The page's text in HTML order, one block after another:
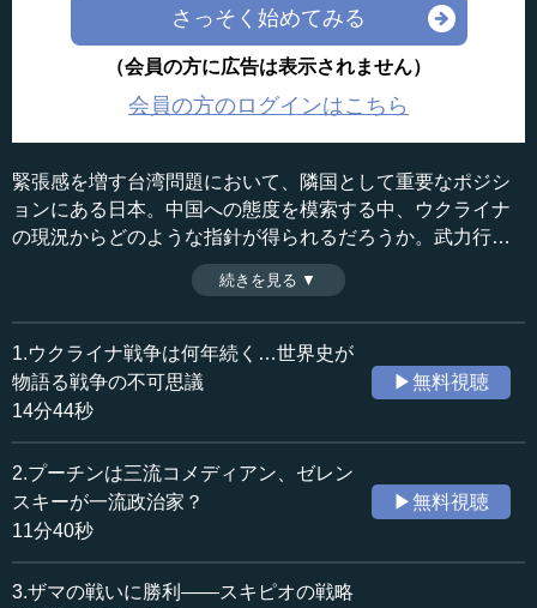
さっそく始めてみる
（会員の方に広告は表示されません）
会員の方のログインはこちら
緊張感を増す台湾問題において、隣国として重要なポジシ
ョンにある日本。中国への態度を模索する中、ウクライナ
の現況からどのような指針が得られるだろうか。武力行使
による中国の損失の提示や、譲歩的な姿勢が「弱さ」とし
てつけ込まれる危険性など、その教訓は多岐にわたる。
（全5話中第5話）
収録日：2023年2月28日
追加日：2023年4月26日
カテゴリー：
国際
国際一般
≪全文≫
●台湾問題に対する中国への態度はウクライナ問題の
続きを見る ▼
1.ウクライナ戦争は何年続く…世界史が
物語る戦争の不可思議
14分44秒
▶無料視聴
2.プーチンは三流コメディアン、ゼレン
スキーが一流政治家？
11分40秒
▶無料視聴
3.ザマの戦いに勝利――スキピオの戦略